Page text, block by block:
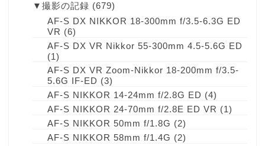
▼ 撮影の記録 (679)
AF-S DX NIKKOR 18-300mm f/3.5-6.3G ED
VR (6)
AF-S DX VR Nikkor 55-300mm 4.5-5.6G ED
(1)
AF-S DX VR Zoom-Nikkor 18-200mm f/3.5-
5.6G IF-ED (3)
AF-S NIKKOR 14-24mm f/2.8G ED (4)
AF-S NIKKOR 24-70mm f/2.8E ED VR (1)
AF-S NIKKOR 50mm f/1.8G (2)
AF-S NIKKOR 58mm f/1.4G (2)